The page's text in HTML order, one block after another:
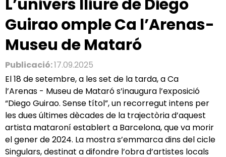
L’univers lliure de Diego
Guirao omple Ca l’Arenas-
Museu de Mataró
Publicació:17.09.2025
El 18 de setembre, a les set de la tarda, a Ca
l’Arenas - Museu de Mataró s’inaugura l’exposició
“Diego Guirao. Sense títol”, un recorregut intens per
les dues últimes dècades de la trajectòria d’aquest
artista mataroní establert a Barcelona, que va morir
el gener de 2024. La mostra s’emmarca dins del cicle
Singulars, destinat a difondre l’obra d’artistes locals